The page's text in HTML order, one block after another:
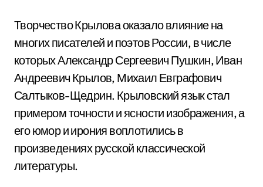
Творчество Крылова оказало влияние на
многих писателей и поэтов России, в числе
которых Александр Сергеевич Пушкин, Иван
Андреевич Крылов, Михаил Евграфович
Салтыков-Щедрин. Крыловский язык стал
примером точности и ясности изображения, а
его юмор и ирония воплотились в
произведениях русской классической
литературы.